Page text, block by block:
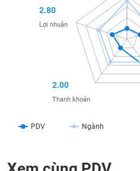
PDV Ngành
2.00
Thanh khoản
2.80
Lợi nhuận
CHÍNH